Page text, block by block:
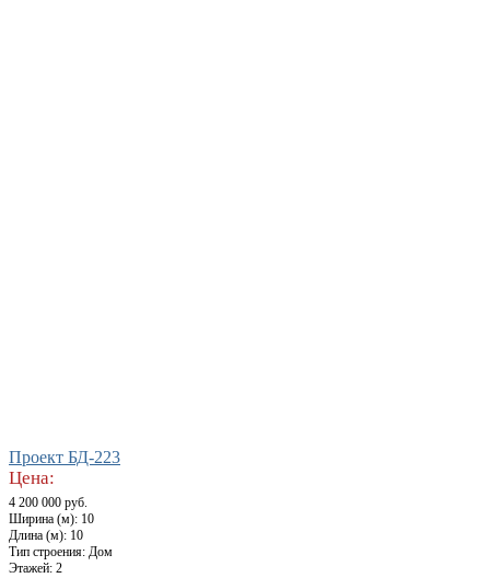
Проект БД-223
Цена:
4 200 000 руб.
Ширина (м): 10
Длина (м): 10
Тип строения: Дом
Этажей: 2